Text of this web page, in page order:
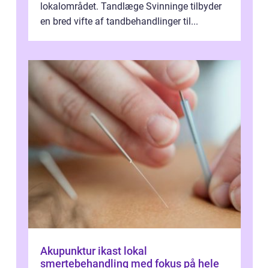
lokalområdet. Tandlæge Svinninge tilbyder
en bred vifte af tandbehandlinger til...
Akupunktur ikast lokal
smertebehandling med fokus på hele